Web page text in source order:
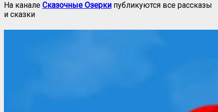
На канале Сказочные Озерки публикуются все рассказы
и сказки